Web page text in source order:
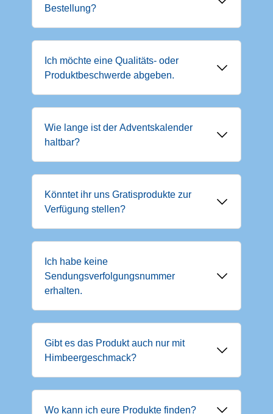
Bestellung?
Ich möchte eine Qualitäts- oder
Produktbeschwerde abgeben.
Wie lange ist der Adventskalender
haltbar?
Könntet ihr uns Gratisprodukte zur
Verfügung stellen?
Ich habe keine
Sendungsverfolgungsnummer
erhalten.
Gibt es das Produkt auch nur mit
Himbeergeschmack?
Wo kann ich eure Produkte finden?